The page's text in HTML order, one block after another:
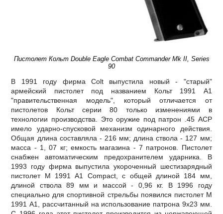
Пистолет Кольт Double Eagle Сombat Сommander Mk II, Series
90
В 1991 году фирма Соlt выпустила новый - "старый"
армейский пистолет под названием Кольт 1991 А1
"правительственная модель", который отличается от
пистолетов Кольт серии 80 только изменениями в
технологии производства. Это оружие под патрон .45 АСР
имело ударно-спусковой механизм одинарного действия.
Общая длина составляла - 216 мм; длина ствола - 127 мм;
масса - 1, 07 кг; емкость магазина - 7 патронов. Пистолет
снабжен автоматическим предохранителем ударника. В
1993 году фирма выпустила укороченный шестизарядный
пистолет М 1991 А1 Сompact, с общей длиной 184 мм,
длиной ствола 89 мм и массой - 0,96 кг. В 1996 году
специально для спортивной стрельбы появился пистолет М
1991 А1, рассчитанный на использование патрона 9х23 мм.